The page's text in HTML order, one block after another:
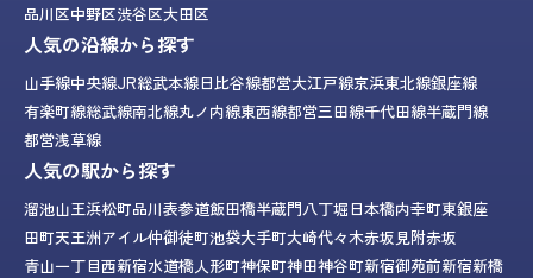
品川区中野区渋谷区大田区
人気の沿線から探す
山手線中央線JR総武本線日比谷線都営大江戸線京浜東北線銀座線
有楽町線総武線南北線丸ノ内線東西線都営三田線千代田線半蔵門線
都営浅草線
人気の駅から探す
溜池山王浜松町品川表参道飯田橋半蔵門八丁堀日本橋内幸町東銀座
田町天王洲アイル仲御徒町池袋大手町大崎代々木赤坂見附赤坂
青山一丁目西新宿水道橋人形町神保町神田神谷町新宿御苑前新宿新橋